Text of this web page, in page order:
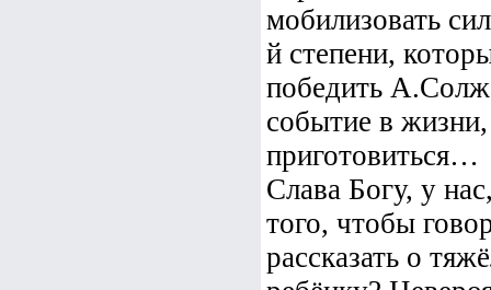
мобилизовать
й степени,
победить
событие в
приготовиться…
Слава Богу, у
того, чтобы
рассказать о